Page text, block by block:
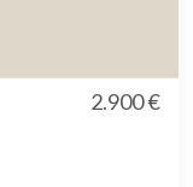
2.900 €